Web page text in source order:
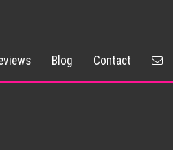
Blog Contact